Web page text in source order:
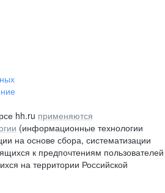
hh.ru применяются
(информационные технологии
на основе сбора, систематизации
к предпочтениям пользователей
на территории Российской